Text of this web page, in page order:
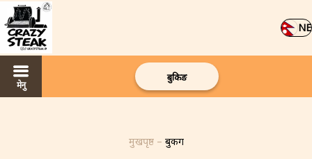
NE
मेनु
बुकिङ
मुखपृष्ठ – बुकिंग